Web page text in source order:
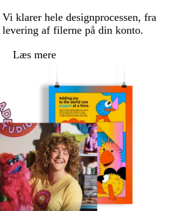
klarer hele designprocessen, fra
af filerne på din konto.
Læs mere